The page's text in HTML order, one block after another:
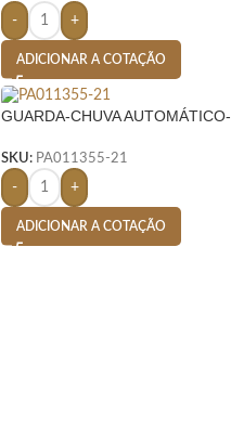
- +
ADICIONAR A COTAÇÃO
GUARDA-CHUVA AUTOMÁTICO-
SKU: PA011355-21
- +
ADICIONAR A COTAÇÃO